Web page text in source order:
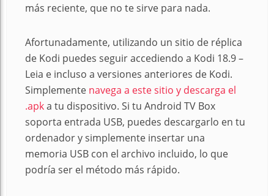
más reciente, que no te sirve para nada.
Afortunadamente, utilizando un sitio de réplica
de Kodi puedes seguir accediendo a Kodi 18.9 –
Leia e incluso a versiones anteriores de Kodi.
Simplemente navega a este sitio y descarga el
.apka tu dispositivo. Si tu Android TV Box
soporta entrada USB, puedes descargarlo en tu
ordenador y simplemente insertar una
memoria USB con el archivo incluido, lo que
podría ser el método más rápido.